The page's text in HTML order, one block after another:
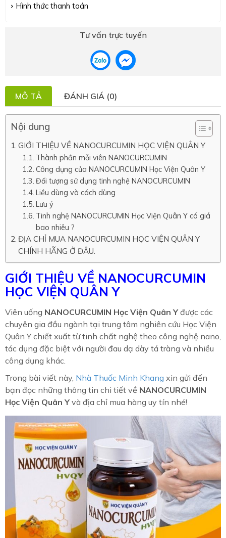
Hình thức thanh toán
Tư vấn trực tuyến
MÔ TẢ ĐÁNH GIÁ (0)
Nội dung
GIỚI THIỆU VỀ NANOCURCUMIN HỌC VIỆN QUÂN Y
Thành phần mỗi viên NANOCURCUMIN
Công dụng của NANOCURCUMIN Học Viện Quân Y
Đối tượng sử dụng tinh nghệ NANOCURCUMIN
Liều dùng và cách dùng
Lưu ý
Tinh nghệ NANOCURCUMIN Học Viện Quân Y có giá
bao nhiêu ?
ĐỊA CHỈ MUA NANOCURCUMIN HỌC VIỆN QUÂN Y
CHÍNH HÃNG Ở ĐÂU.
GIỚI THIỆU VỀ NANOCURCUMIN
HỌC VIỆN QUÂN Y
Viên uống NANOCURCUMIN Học Viện Quân Yđược các
chuyên gia đầu ngành tại trung tâm nghiên cứu Học Viện
Quân Y chiết xuất từ tinh chất nghệ theo công nghệ nano,
tác dụng đặc biệt với người đau dạ dày tá tràng và nhiều
công dụng khác.
Trong bài viết này, Nhà Thuốc Minh Khang xin gửi đến
bạn đọc những thông tin chi tiết về NANOCURCUMIN
Học Viện Quân Yvà địa chỉ mua hàng uy tín nhé!